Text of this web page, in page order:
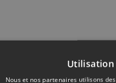
Utilisation
Nous et nos partenaires utilisons